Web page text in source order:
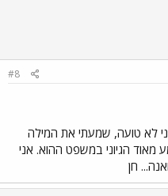
#8
לא טועה, שמעתי את המילה
מאוד הגיוני במשפט ההוא. אני
חן